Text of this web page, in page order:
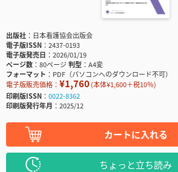
出版社
日本看護協会出版会
電子版ISSN
2437-0193
電子版発売日
2026/01/19
ページ数
80ページ判型
A4変
フォーマット
PDF（パソコンへのダウンロード不可）
電子版販売価格： ¥1,760(本体¥1,600＋税10％)
印刷版ISSN
0022-8362
印刷版発行年月
2025/12
カートに入れる
ちょっと立ち読み